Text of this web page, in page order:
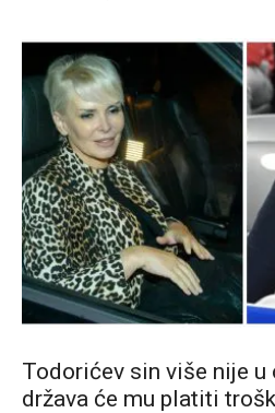
Todorićev sin više nije u
država će mu platiti